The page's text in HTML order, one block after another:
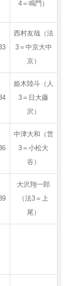
4＝鳴門）
西村友哉（法
3＝中京大中
京）
姫木陸斗（人
3＝日大藤
沢）
中津大和（営
3＝小松大
谷）
大沢翔一郎
（法3＝上
尾）